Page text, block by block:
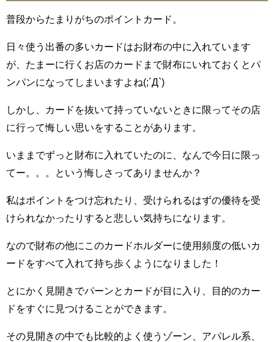
普段からたまりがちのポイントカード。
日々使う出番の多いカードはお財布の中に入れています
が、たまーに行くお店のカードまで財布にいれておくとパ
ンパンになってしまいますよね(;´Д`)
しかし、カードを抜いて持っていないときに限ってその店
に行って悔しい思いをすることがあります。
いままでずっと財布に入れていたのに、なんで今日に限っ
てー。。。という悔しさってありませんか？
私はポイントをつけ忘れたり、受けられるはずの優待を受
けられなかったりすると悲しい気持ちになります。
なので財布の他にこのカードホルダーに使用頻度の低いカ
ードをすべて入れて持ち歩くようになりました！
とにかく見開きでパーンとカードが目に入り、目的のカー
ドをすぐに見つけることができます。
その見開きの中でも比較的よく使うゾーン、アパレル系、